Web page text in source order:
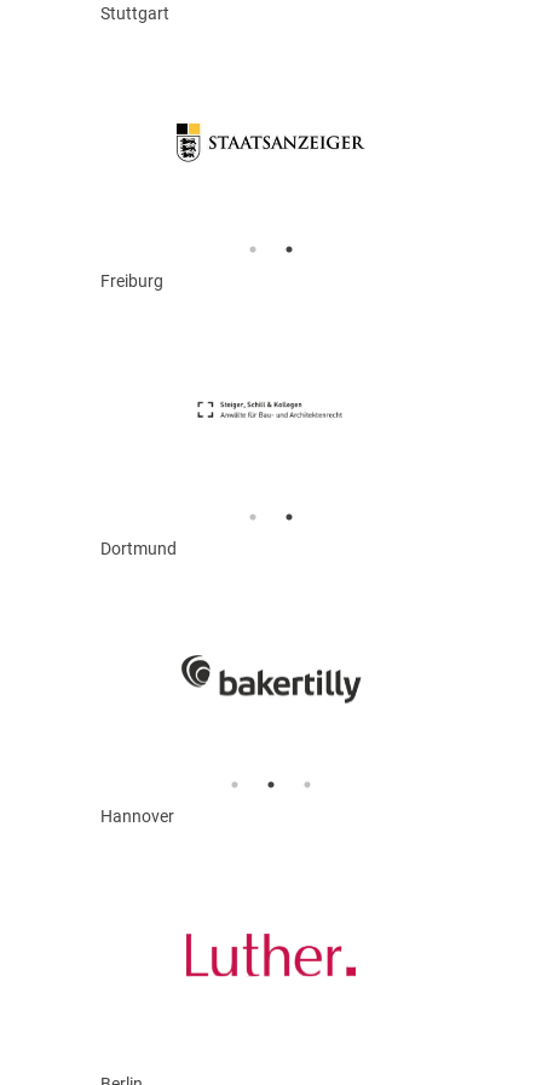
Stuttgart
Freiburg
Dortmund
Hannover